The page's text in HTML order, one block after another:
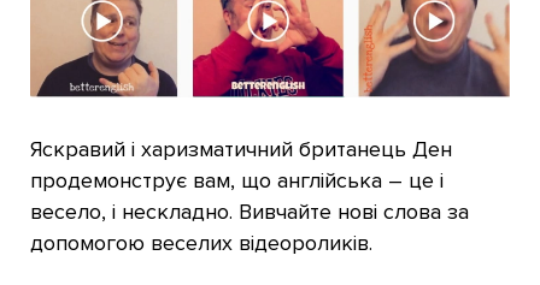
Яскравий і харизматичний британець Ден
продемонструє вам, що англійська – це і
весело, і нескладно. Вивчайте нові слова за
допомогою веселих відеороликів.